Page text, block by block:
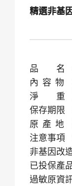
精選非基
品 名
內 容 物
淨 重
保存期限
原 產 地
注意事項
非基因改
已投保產
過敏原資